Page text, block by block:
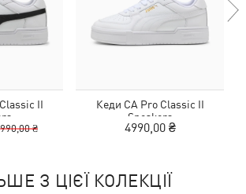
II
₴
Кеди CA Pro Classic II
Sneakers
4990,00 ₴
З ЦІЄЇ КОЛЕКЦІЇ